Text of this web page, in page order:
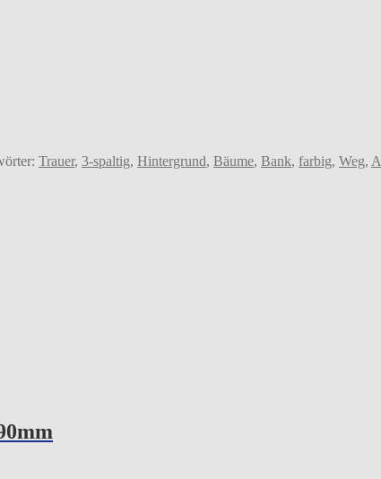
Trauer, 3-spaltig, Hintergrund, Bäume, Bank, farbig, Weg,